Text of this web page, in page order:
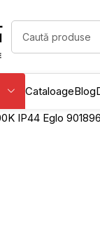
CataloageBlog